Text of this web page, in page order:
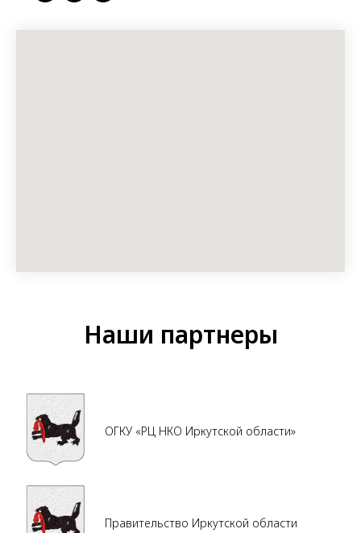
Наши партнеры
ОГКУ «РЦ НКО Иркутской области»
Правительство Иркутской области